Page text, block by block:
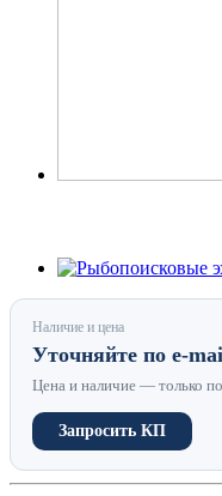
Наличие и цена
Уточняйте по e-
Цена и наличие — только
Запросить КП